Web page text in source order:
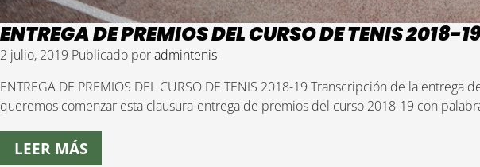
ENTREGA DE PREMIOS DEL CURSO DE TENIS 2018-19
2 julio, 2019 Publicado poradmintenis
ENTREGA DE PREMIOS DEL CURSO DE TENIS 2018-19 Transcripción de la
queremos comenzar esta clausura-entrega de premios del curso 2018-19 con
LEER MÁS